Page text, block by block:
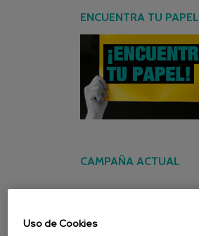
ENCUENTRA TU PAPEL
CAMPAÑA ACTUAL
Uso de Cookies